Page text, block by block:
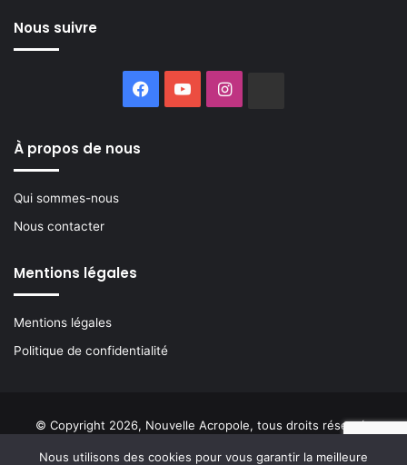
Nous suivre
Facebook
YouTubeInstagram
À propos de nous
Qui sommes-nous
Nous contacter
Mentions légales
Mentions légales
Politique de confidentialité
© Copyright 2026, Nouvelle Acropole, tous droits réservés
Nous utilisons des cookies pour vous garantir la meilleure